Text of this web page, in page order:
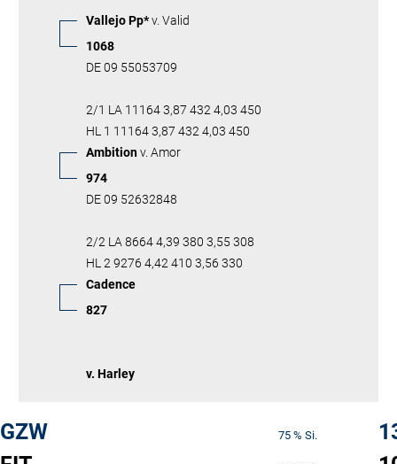
Vallejo Pp*v. Valid
1068
DE 09 55053709
2/1 LA 11164 3,87 432 4,03 450
HL 1 11164 3,87 432 4,03 450
Ambitionv. Amor
974
DE 09 52632848
2/2 LA 8664 4,39 380 3,55 308
HL 2 9276 4,42 410 3,56 330
Cadence
827
v. Harley
GZW 75 % Si.